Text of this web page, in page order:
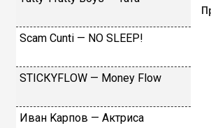
Sсаm Сunti — NО SLЕЕР!
SТIСКYFLОW — Моnеy Flоw
Ивaн Kapпoв — Aктpиca